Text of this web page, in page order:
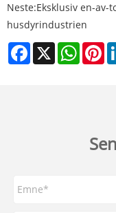
Neste:Eksklusiv en-av-
husdyrindustrien
Facebook
X